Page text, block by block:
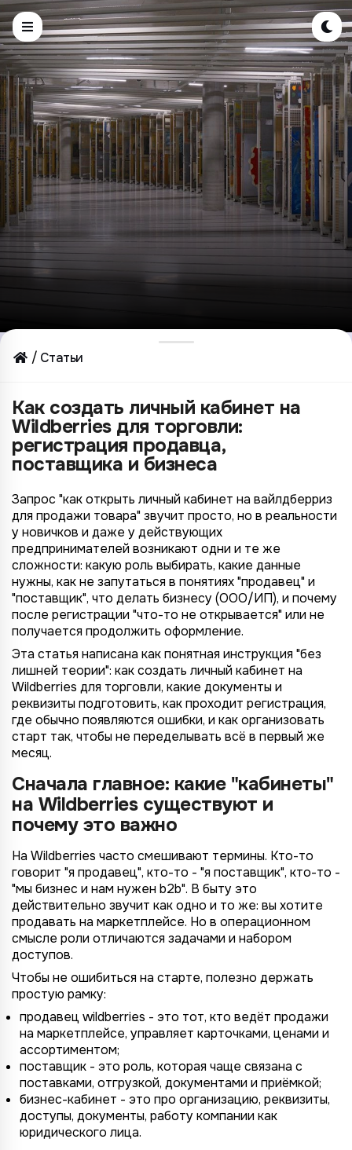
Статьи
Как создать личный кабинет на
Wildberries для торговли:
регистрация продавца,
поставщика и бизнеса
Запрос "как открыть личный кабинет на вайлдберриз
для продажи товара" звучит просто, но в реальности
у новичков и даже у действующих
предпринимателей возникают одни и те же
сложности: какую роль выбирать, какие данные
нужны, как не запутаться в понятиях "продавец" и
"поставщик", что делать бизнесу (ООО/ИП), и почему
после регистрации "что-то не открывается" или не
получается продолжить оформление.
Эта статья написана как понятная инструкция "без
лишней теории": как создать личный кабинет на
Wildberries для торговли, какие документы и
реквизиты подготовить, как проходит регистрация,
где обычно появляются ошибки, и как организовать
старт так, чтобы не переделывать всё в первый же
месяц.
Сначала главное: какие "кабинеты"
на Wildberries существуют и
почему это важно
На Wildberries часто смешивают термины. Кто-то
говорит "я продавец", кто-то - "я поставщик", кто-то -
"мы бизнес и нам нужен b2b". В быту это
действительно звучит как одно и то же: вы хотите
продавать на маркетплейсе. Но в операционном
смысле роли отличаются задачами и набором
доступов.
Чтобы не ошибиться на старте, полезно держать
простую рамку:
продавец wildberries - это тот, кто ведёт продажи
на маркетплейсе, управляет карточками, ценами и
ассортиментом;
поставщик - это роль, которая чаще связана с
поставками, отгрузкой, документами и приёмкой;
бизнес-кабинет - это про организацию, реквизиты,
доступы, документы, работу компании как
юридического лица.